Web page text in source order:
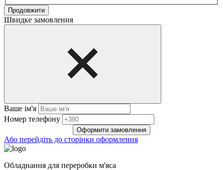
Продовжити
Швидке замовлення
Ваше ім'я
Нoмep тeлeфoнy
Оформити замовлення
Або перейдіть до сторінки оформлення
Обладнання для переробки м'яса